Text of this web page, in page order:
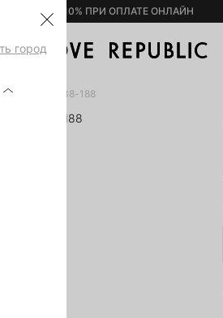
– 10% ПРИ ОПЛАТЕ ОНЛАЙН
город
4153223738-188